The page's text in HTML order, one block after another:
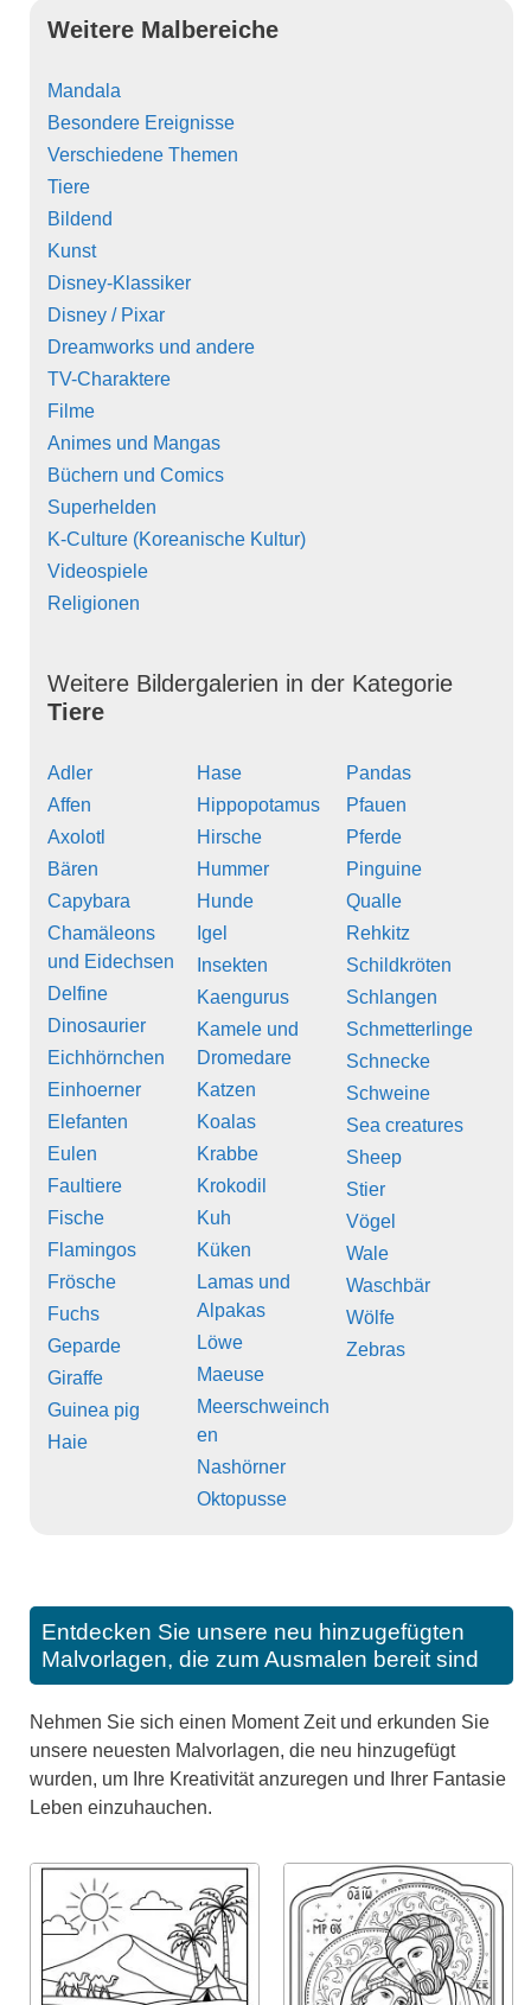
Weitere Malbereiche
Mandala
Besondere Ereignisse
Verschiedene Themen
Tiere
Bildend
Kunst
Disney-Klassiker
Disney / Pixar
Dreamworks und andere
TV-Charaktere
Filme
Animes und Mangas
Büchern und Comics
Superhelden
K-Culture (Koreanische Kultur)
Videospiele
Religionen
Weitere Bildergalerien in der Kategorie
Tiere
Adler
Affen
Axolotl
Bären
Capybara
Chamäleons
und Eidechsen
Delfine
Dinosaurier
Eichhörnchen
Einhoerner
Elefanten
Eulen
Faultiere
Fische
Flamingos
Frösche
Fuchs
Geparde
Giraffe
Guinea pig
Haie
Hase
Hippopotamus
Hirsche
Hummer
Hunde
Igel
Insekten
Kaengurus
Kamele und
Dromedare
Katzen
Koalas
Krabbe
Krokodil
Kuh
Küken
Lamas und
Alpakas
Löwe
Maeuse
Meerschweinch
en
Nashörner
Oktopusse
Pandas
Pfauen
Pferde
Pinguine
Qualle
Rehkitz
Schildkröten
Schlangen
Schmetterlinge
Schnecke
Schweine
Sea creatures
Sheep
Stier
Vögel
Wale
Waschbär
Wölfe
Zebras
Entdecken Sie unsere neu hinzugefügten
Malvorlagen, die zum Ausmalen bereit sind
Nehmen Sie sich einen Moment Zeit und erkunden Sie
unsere neuesten Malvorlagen, die neu hinzugefügt
wurden, um Ihre Kreativität anzuregen und Ihrer Fantasie
Leben einzuhauchen.